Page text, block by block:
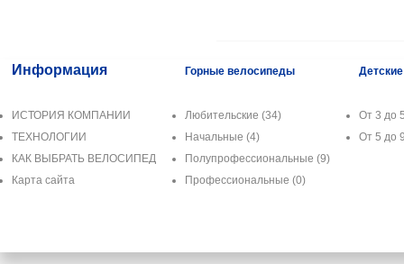
Информация
ИСТОРИЯ КОМПАНИИ
ТЕХНОЛОГИИ
КАК ВЫБРАТЬ ВЕЛОСИПЕД
Карта сайта
Горные велосипеды
Любительские (34)
Начальные (4)
Полупрофессиональные (9)
Профессиональные (0)
От 3 до
От 5 до